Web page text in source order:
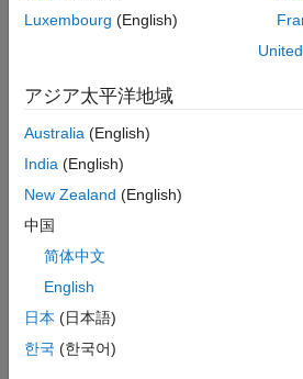
Custom
Angles)
カスタム可変質量
Custom
Mass 6DOF
(Quaternion)
axes
Custom
Mass 6DOF
ECEF
(Quaternion)
Variable
Luxembourg (English)
アジア太平洋地域
Australia (English)
India (English)
New Zealand (English)
中国
简体中文
English
日本 (日本語)
한국 (한국어)